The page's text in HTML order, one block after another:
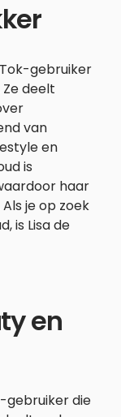
gebruiker
deelt
van
en
is
haar
je op zoek
is Lisa de
en
gebruiker die